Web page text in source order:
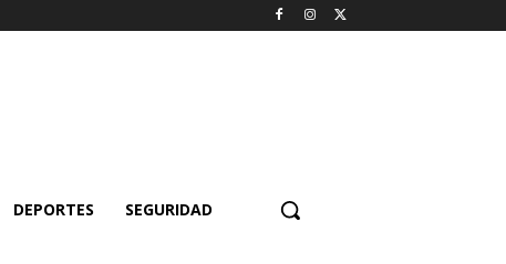
DEPORTES SEGURIDAD